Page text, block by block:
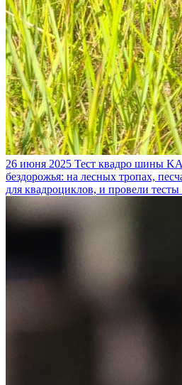
26 июня 2025 Тест квадро шины
бездорожья: на лесных тропах,
для квадроциклов, и провели